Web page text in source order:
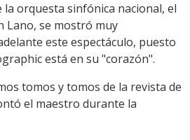
orquesta sinfónica nacional, el
Lano, se mostró muy
este espectáculo, puesto
está en su "corazón".
tomos y tomos de la revista de
el maestro durante la